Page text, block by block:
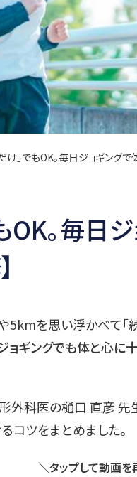
け」でもOK。毎日ジョギング
OK。毎日
5kmを思い浮かべて
ョギングでも体と心に
外科医の樋口 直彦 先
コツをまとめました。
＼タップして動画